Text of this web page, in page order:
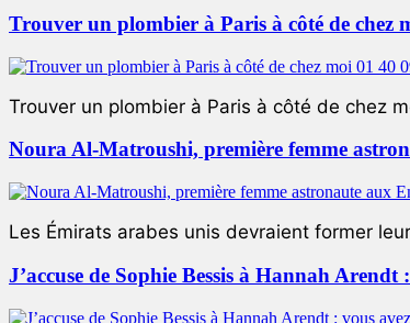
Trouver un plombier à Paris à côté de chez
Trouver un plombier à Paris à côté de chez
Noura Al-Matroushi, première femme
Les Émirats arabes unis devraient former
J’accuse de Sophie Bessis à Hannah Arendt